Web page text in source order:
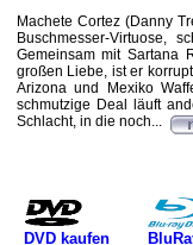
Machete Cortez (Danny
Buschmesser-Virtuose,
Gemeinsam mit Sartana
großen Liebe, ist er
Arizona und Mexiko
schmutzige Deal läuft
Schlacht, in die noch...
DVD kaufen